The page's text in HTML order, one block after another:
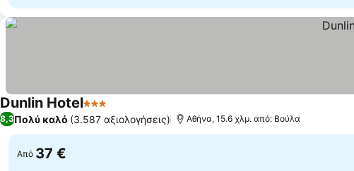
Dunlin Hotel3 ΑστέριαΕμφάνιση τιμών
8,3Πολύ καλό (3.587 αξιολογήσεις) Αθήνα, 15.6 χλμ. από: Βούλα
Από 37 €